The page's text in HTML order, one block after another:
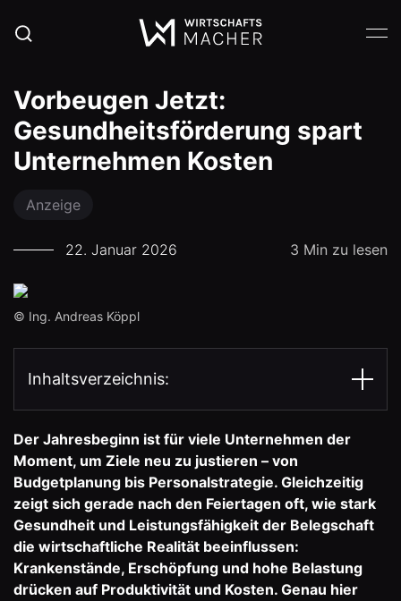
Vorbeugen Jetzt:
Gesundheitsförderung spart
Unternehmen Kosten
Anzeige
3 Min zu lesen
22. Januar 2026
© Ing. Andreas Köppl
Inhaltsverzeichnis:
Der Jahresbeginn ist für viele Unternehmen der
Moment, um Ziele neu zu justieren – von
Budgetplanung bis Personalstrategie. Gleichzeitig
zeigt sich gerade nach den Feiertagen oft, wie stark
Gesundheit und Leistungsfähigkeit der Belegschaft
die wirtschaftliche Realität beeinflussen:
Krankenstände, Erschöpfung und hohe Belastung
drücken auf Produktivität und Kosten. Genau hier